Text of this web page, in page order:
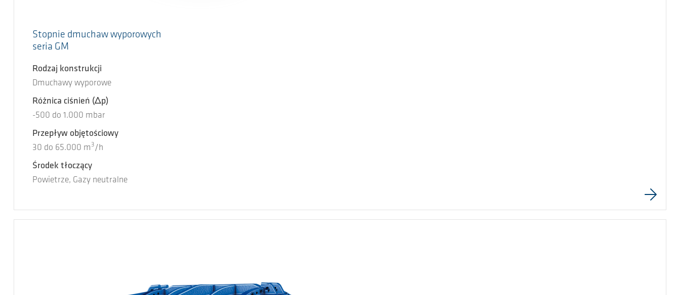
Stopnie dmuchaw wyporowych
seria GM
Rodzaj konstrukcji
Dmuchawy wyporowe
Różnica ciśnień (Δp)
-500 do 1.000 mbar
Przepływ objętościowy
30 do 65.000 m 3 /h
Środek tłoczący
Powietrze, Gazy neutralne